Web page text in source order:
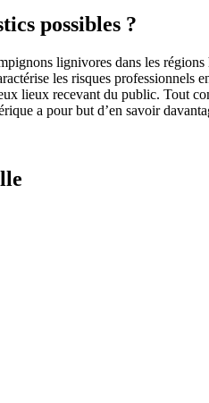
possibles ?
lignivores dans les
les risques professionnels
lieux recevant du public. Tout
a pour but d’en savoir